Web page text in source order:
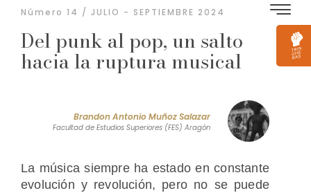
Número 14 / JULIO - SEPTIEMBRE 2024
Del punk al pop, un salto
hacia la ruptura musical
Brandon Antonio Muñoz Salazar
Facultad de Estudios Superiores (FES) Aragón
La música siempre ha estado en constante
evolución y revolución, pero no se puede